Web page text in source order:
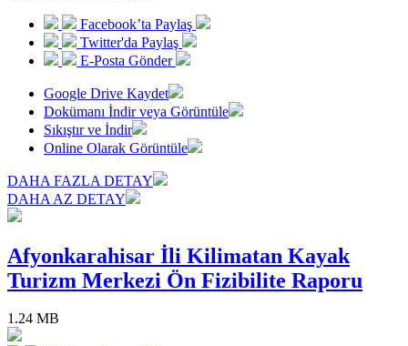
Facebook’ta Paylaş
Twitter'da Paylaş
E-Posta Gönder
Google Drive Kaydet
Dokümanı İndir veya Görüntüle
Sıkıştır ve İndir
Online Olarak Görüntüle
DAHA FAZLA DETAY
DAHA AZ DETAY
Afyonkarahisar İli Kilimatan Kayak
Turizm Merkezi Ön Fizibilite Raporu
1.24 MB